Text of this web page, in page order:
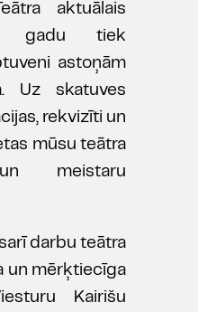
aktuālais
gadu tiek
astoņām
Uz skatuves
rekvizīti un
mūsu teātra
meistaru
darbu teātra
un mērķtiecīga
Kairišu